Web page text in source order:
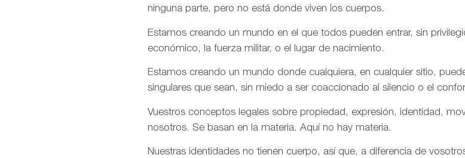
ninguna parte, pero no está donde viven los cuerpos.
Estamos creando un mundo en el que todos pueden entrar, sin
económico, la fuerza militar, o el lugar de nacimiento.
Estamos creando un mundo donde cualquiera, en cualquier sitio,
singulares que sean, sin miedo a ser coaccionado al silencio o el
Vuestros conceptos legales sobre propiedad, expresión, identidad,
nosotros. Se basan en la materia. Aquí no hay materia.
Nuestras identidades no tienen cuerpo, así que, a diferencia de